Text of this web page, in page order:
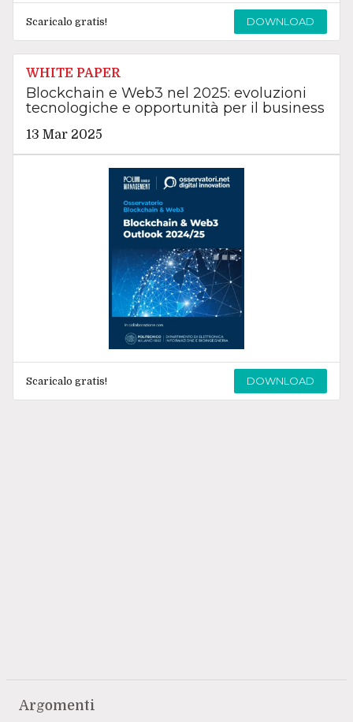
Scaricalo gratis! DOWNLOAD
WHITE PAPER
Blockchain e Web3 nel 2025: evoluzioni
tecnologiche e opportunità per il business
13 Mar 2025
Scaricalo gratis! DOWNLOAD
Argomenti